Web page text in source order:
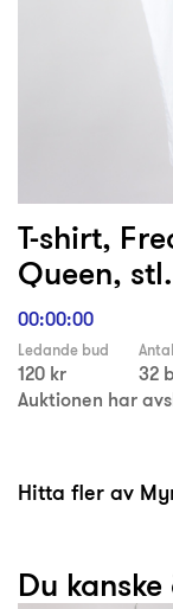
T-shirt,
Queen,
00:00:00
Ledande bud
120 kr 32
Auktionen har
Hitta fler av
Du